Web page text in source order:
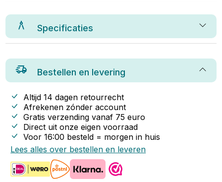
Specificaties
Bestellen en levering
Altijd 14 dagen retourrecht
Afrekenen zónder account
Gratis verzending vanaf 75 euro
Direct uit onze eigen voorraad
Voor 16:00 besteld = morgen in huis
Lees alles over bestellen en leveren